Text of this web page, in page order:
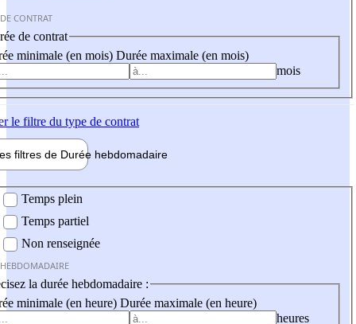
CONTRAT
de contrat
minimale (en mois) Durée maximale (en mois)
mois
le filtre du type de contrat
filtres de Durée hebdomadaire
Temps plein
Temps partiel
Non renseignée
la durée hebdomadaire :
minimale (en heure) Durée maximale (en heure)
heures